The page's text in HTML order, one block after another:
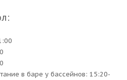
в баре у бассейнов: 15:20-